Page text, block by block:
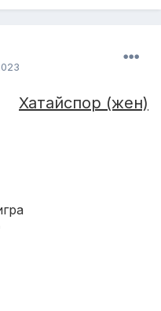
Хатайспор (жен)